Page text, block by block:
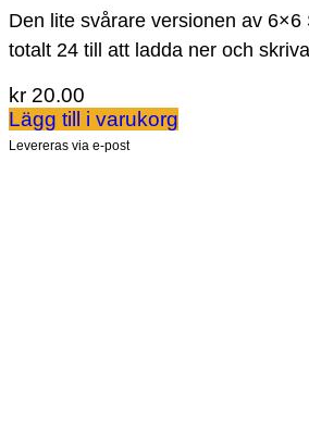
Den lite svårare versionen av 6×6
totalt 24 till att ladda ner och
kr 20.00
Lägg till i varukorg
Levereras via e-post